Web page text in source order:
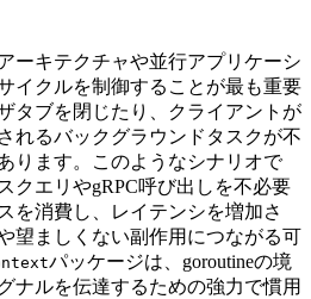
ーキテクチャや並行アプリケーシ
イクルを制御することが最も重要
タブを閉じたり、クライアントが
れるバックグラウンドタスクが不
ります。このようなシナリオで
クエリやgRPC呼び出しを不必要
を消費し、レイテンシを増加さ
望ましくない副作用につながる可
パッケージは、goroutineの境
ナルを伝達するための強力で慣用